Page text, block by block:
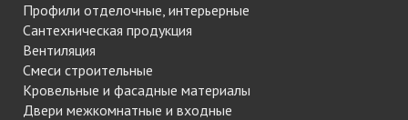
Профили отделочные, интерьерные
Сантехническая продукция
Вентиляция
Смеси строительные
Кровельные и фасадные материалы
Двери межкомнатные и входные